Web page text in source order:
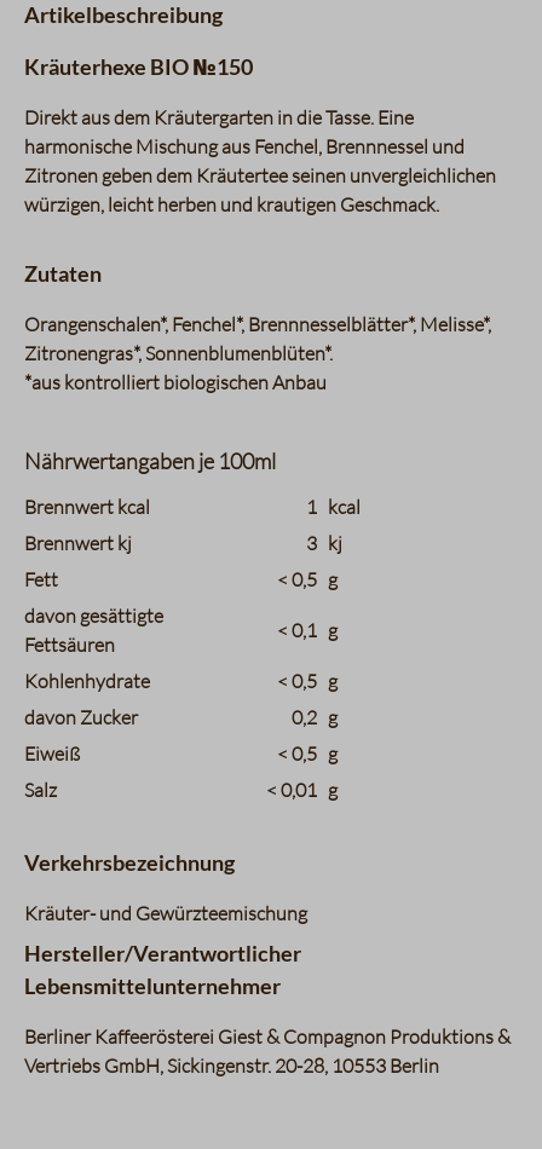
Artikelbeschreibung
Kräuterhexe BIO №150
Direkt aus dem Kräutergarten in die Tasse. Eine
harmonische Mischung aus Fenchel, Brennnessel und
Zitronen geben dem Kräutertee seinen unvergleichlichen
würzigen, leicht herben und krautigen Geschmack.
Zutaten
Orangenschalen*, Fenchel*, Brennnesselblätter*, Melisse*,
Zitronengras*, Sonnenblumenblüten*.
*aus kontrolliert biologischen Anbau
Nährwertangaben je 100ml
charts.nutritions.header_name charts.nutritions.header_value
Brennwert kcal 1 kcal
Brennwert kj
3 kj
Fett
< 0,5 g
davon gesättigte
Fettsäuren
< 0,1 g
Kohlenhydrate < 0,5 g
davon Zucker
0,2 g
Eiweiß
< 0,5 g
Salz
< 0,01 g
Verkehrsbezeichnung
Kräuter- und Gewürzteemischung
Hersteller/Verantwortlicher
Lebensmittelunternehmer
Berliner Kaffeerösterei Giest & Compagnon Produktions &
Vertriebs GmbH, Sickingenstr. 20-28, 10553 Berlin